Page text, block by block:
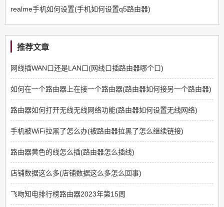
realme手机如何设置(手机如何设置q5路由器)
推荐文章
网线插WAN口还是LAN口(网线口插路由器哪个口)
如何在一个路由器上在接一个路由器(路由器如何接另一个路由器)
路由器如何打开无线无线网络功能(路由器如何设置无线网络)
手机被WiFi拉黑了怎么办(被路由器拉黑了怎么继续链接)
路由器黄色的线怎么插(路由器怎么插线)
店铺数据这么多(店铺数据这么多怎么回事)
飞吻知电排行榜路由器2023年第15周